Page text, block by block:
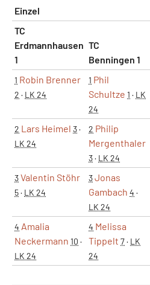
Einzel
TC
Erdmannhausen
1
TC
Benningen 1
1 Robin Brenner
2 · LK 24
1 Phil
Schultze 1 · LK
24
2 Lars Heimel 3·
LK 24
2 Philip
Mergenthaler
3· LK 24
3Valentin Stöhr
5· LK 24
3Jonas
Gambach 4 ·
LK 24
4 Amalia
Neckermann 10 ·
LK 24
4 Melissa
Tippelt 7· LK
24